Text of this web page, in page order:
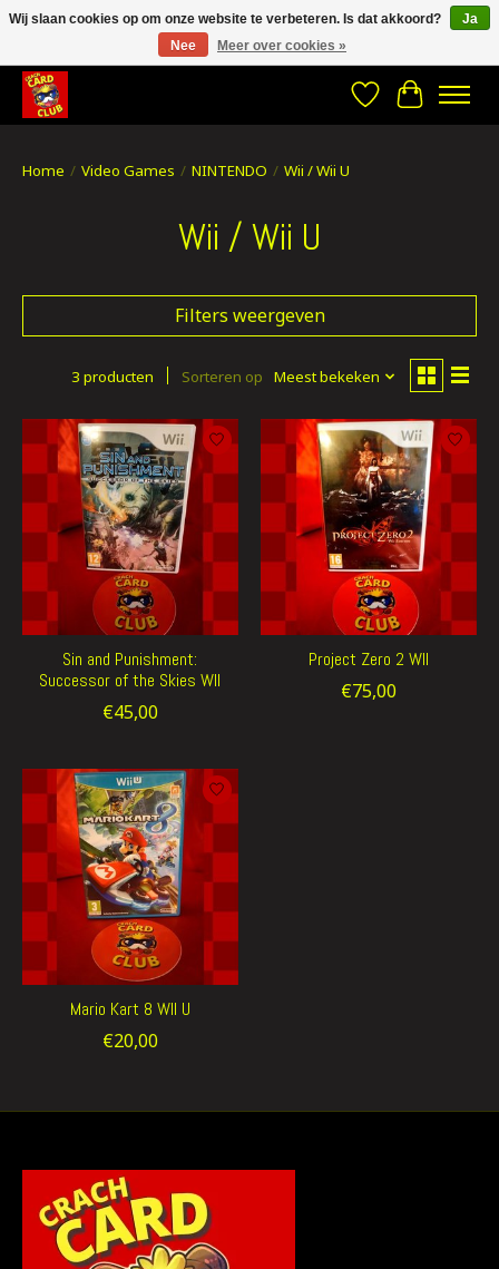
CRACH CARD CLUB , The best place to Geek out!
Verlanglijst
Home / Video Games / NINTENDO / Wii / Wii U
Wii / Wii U
Filters weergeven
3 producten Sorteren op Meest bekeken
Sin and Punishment:
Successor of the Skies WII
€45,00
Project Zero 2 WII
€75,00
Mario Kart 8 WII U
€20,00
Wij slaan cookies op om onze website te verbeteren. Is dat akkoord?
Ja
Nee
Meer over cookies »